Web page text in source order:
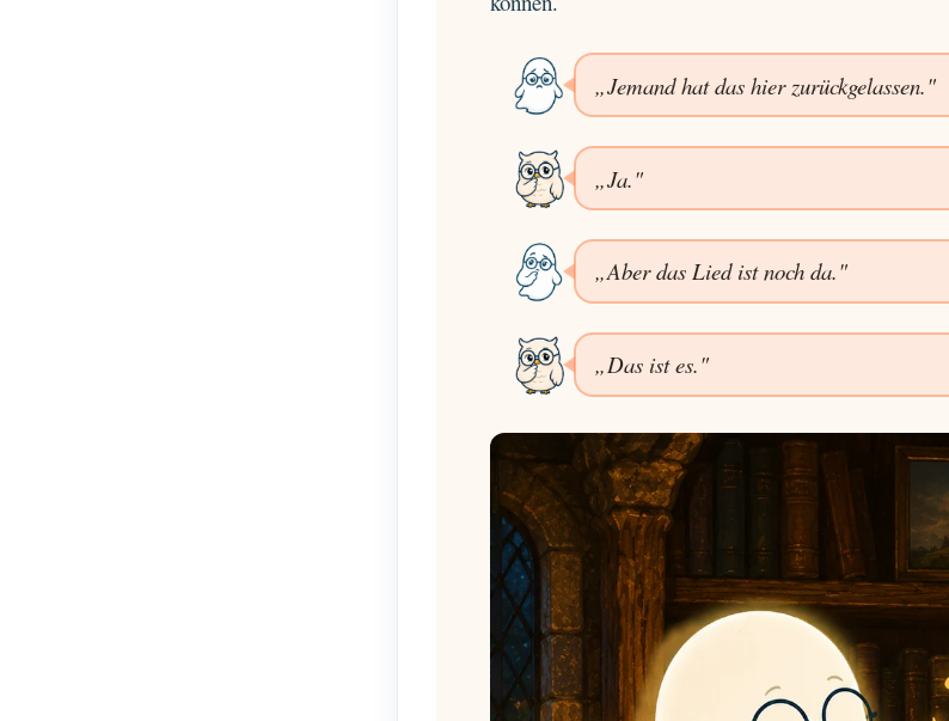
„Jemand hat das hier zurückgelassen."
„Ja."
„Aber das Lied ist noch da."
„Das ist es."